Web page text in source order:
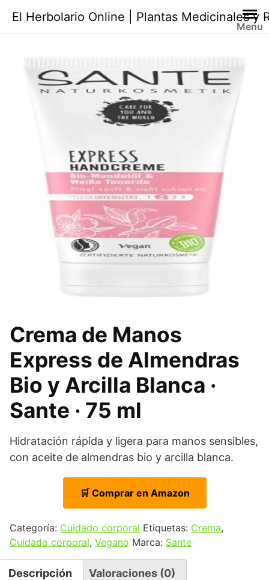
contenido
El Herbolario Online | Plantas Medicinales y
Menu
Crema de Manos
Express de Almendras
Bio y Arcilla Blanca ·
Sante · 75 ml
Hidratación rápida y ligera para manos sensibles,
con aceite de almendras bio y arcilla blanca.
🛒 Comprar en Amazon
Categoría: Cuidado corporal Etiquetas: Crema,
Cuidado corporal, Vegano Marca: Sante
Descripción Valoraciones (0)